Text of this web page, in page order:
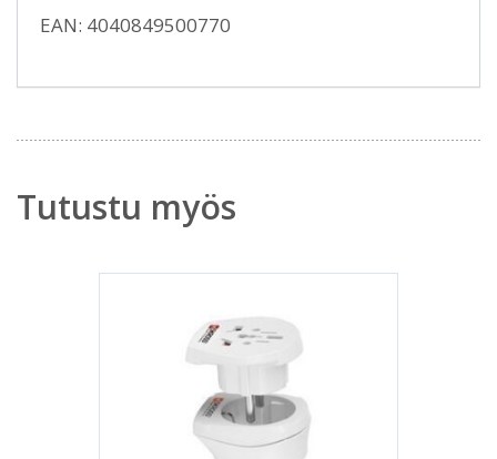
EAN: 4040849500770
Tutustu myös